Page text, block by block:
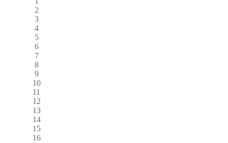
2
3
4
5
6
7
8
9
10
11
12
13
14
15
16